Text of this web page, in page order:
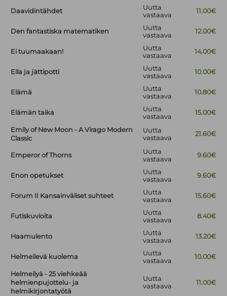
Daavidintähdet
Uutta
vastaava
11.00€
Den fantastiska matematiken
Uutta
vastaava
12.00€
Ei tuumaakaan!
Uutta
vastaava
14.00€
Ella ja jättipotti
Uutta
vastaava
10.00€
Elämä
Uutta
vastaava
10.80€
Elämän taika
Uutta
vastaava
15.00€
Emily of New Moon - A Virago Modern
Classic
Uutta
vastaava
21.60€
Emperor of Thorns
Uutta
vastaava
9.60€
Enon opetukset
Uutta
vastaava
9.60€
Forum II Kansainväliset suhteet
Uutta
vastaava
15.60€
Futiskuvioita
Uutta
vastaava
8.40€
Haamulento
Uutta
vastaava
13.20€
Helmeilevä kuolema
Uutta
vastaava
10.00€
Helmeilyä - 25 viehkeää
helmienpujottelu- ja
helmikirjontatyötä
Uutta
vastaava
11.00€